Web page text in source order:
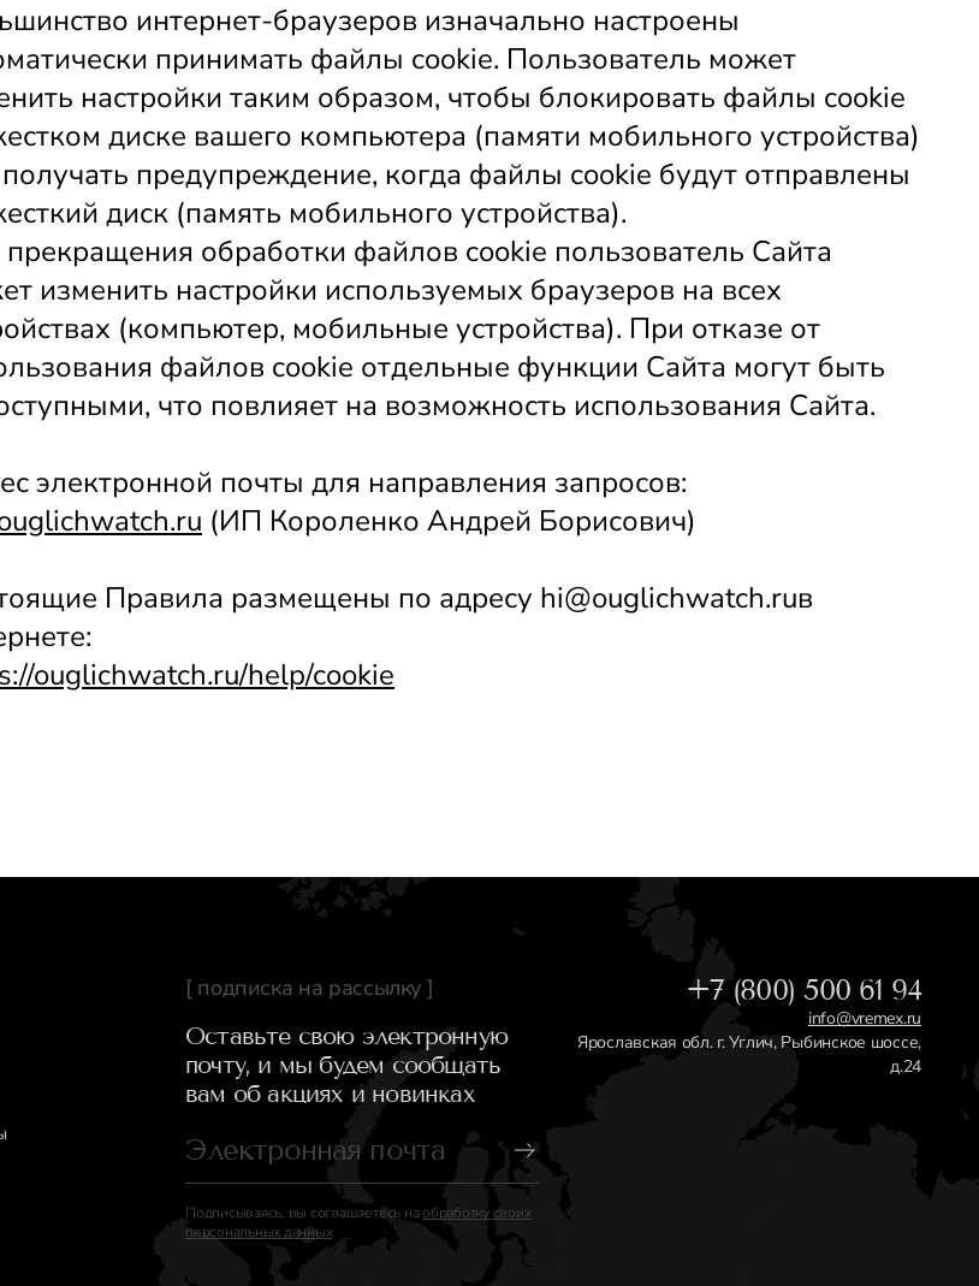
интернет-браузеров изначально настроены
принимать файлы cookie. Пользователь может
настройки таким образом, чтобы блокировать файлы cookie
диске вашего компьютера (памяти мобильного устройства)
предупреждение, когда файлы cookie будут отправлены
диск (память мобильного устройства).
обработки файлов cookie пользователь Сайта
изменить настройки используемых браузеров на всех
(компьютер, мобильные устройства). При отказе от
файлов cookie отдельные функции Сайта могут быть
что повлияет на возможность использования Сайта.
(ИП Короленко Андрей Борисович)
Правила размещены по адресу hi@ouglichwatch.ruв
ouglichwatch.ru/help/cookie
[ подписка на рассылку ]
Оставьте свою электронную
почту, и мы будем сообщать
вам об акциях и новинках
Подписываясь, вы соглашаетесь наобработку своих
персональных данных
+7 (800) 500 61 94
info@vremex.ru
Ярославская обл. г. Углич, Рыбинское шоссе,
д.24